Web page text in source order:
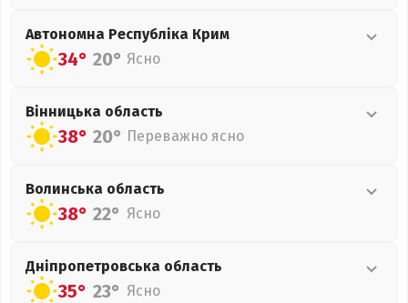
Автономна Республіка Крим
34° 20° Ясно
Вінницька область
38° 20° Переважно ясно
Волинська область
38° 22° Ясно
Дніпропетровська область
35° 23° Ясно